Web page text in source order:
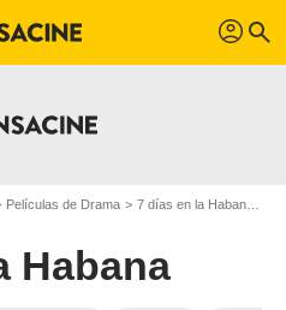
profil search
Películas de Drama 7 días en la Habana
Habana